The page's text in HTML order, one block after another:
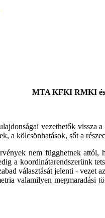
MTA KFKI RMKI
vezethetők vissza
a kölcsönhatások, sőt a
nem függhetnek attól,
a koordinátarendszerünk
választását jelenti - vezet
valamilyen megmaradási